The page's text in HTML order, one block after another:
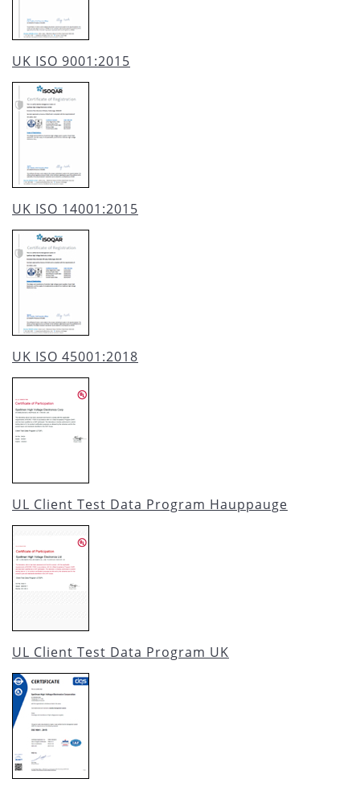
UK ISO 9001:2015
UK ISO 14001:2015
UK ISO 45001:2018
UL Client Test Data Program Hauppauge
UL Client Test Data Program UK